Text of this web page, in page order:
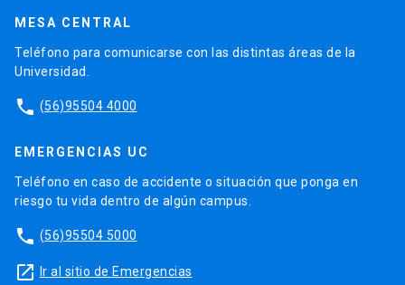
MESA CENTRAL
Teléfono para comunicarse con las distintas áreas de la
Universidad.
phone (56)95504 4000
EMERGENCIAS UC
Teléfono en caso de accidente o situación que ponga en
riesgo tu vida dentro de algún campus.
phone (56)95504 5000
launch Ir al sitio de Emergencias